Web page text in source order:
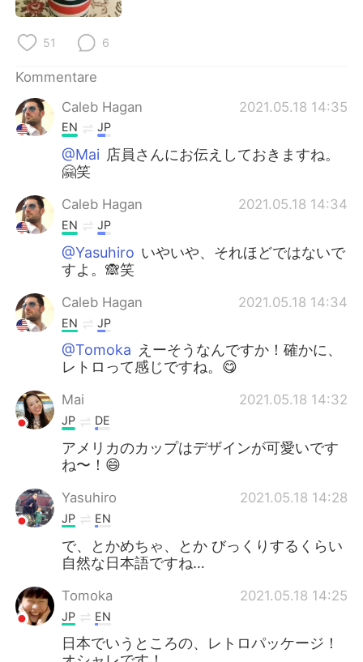
Indonesia
Português
51 6
Kommentare
Caleb Hagan
2021.05.18 14:35
EN JP
@Mai 店員さんにお伝えしておきますね。
🤗笑
Caleb Hagan 2021.05.18 14:34
EN JP
@Yasuhiro いやいや、それほどではないで
すよ。🙈笑
Caleb Hagan 2021.05.18 14:34
EN JP
@Tomoka えーそうなんですか！確かに、
レトロって感じですね。😋
Mai 2021.05.18 14:32
JP DE
アメリカのカップはデザインが可愛いです
ね〜！😄
Yasuhiro 2021.05.18 14:28
JP EN
で、とかめちゃ、とか びっくりするくらい
自然な日本語ですね…
Tomoka 2021.05.18 14:25
JP EN
日本でいうところの、レトロパッケージ！